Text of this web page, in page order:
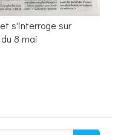
s'interroge sur
8 mai